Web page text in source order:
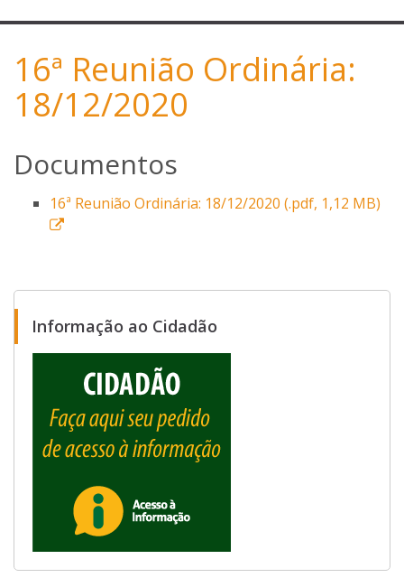
16ª Reunião Ordinária:
18/12/2020
Documentos
16ª Reunião Ordinária: 18/12/2020 (.pdf, 1,12 MB)
E
e
i
n
b
r
i
m
u
Informação ao Cidadão